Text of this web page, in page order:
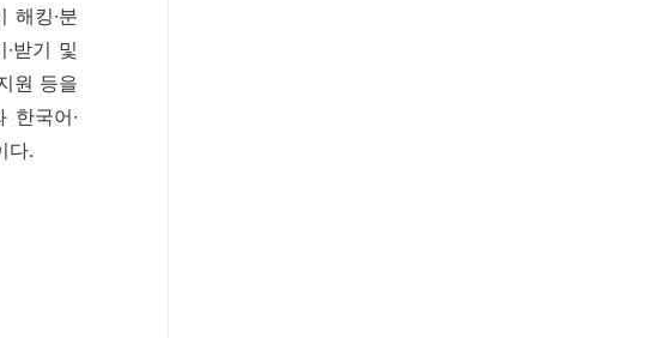
해킹∙분
∙받기 및
원 등을
한국어∙
다.